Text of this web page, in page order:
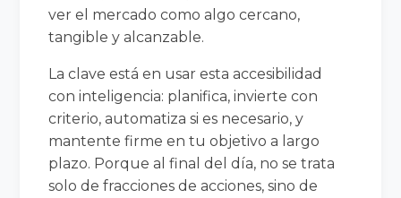
ver el mercado como algo cercano,
tangible y alcanzable.
La clave está en usar esta accesibilidad
con inteligencia: planifica, invierte con
criterio, automatiza si es necesario, y
mantente firme en tu objetivo a largo
plazo. Porque al final del día, no se trata
solo de fracciones de acciones, sino de